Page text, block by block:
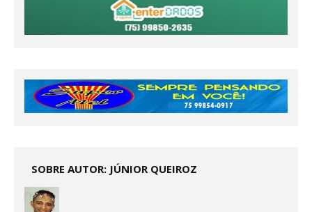
SOBRE AUTOR: JÚNIOR QUEIROZ